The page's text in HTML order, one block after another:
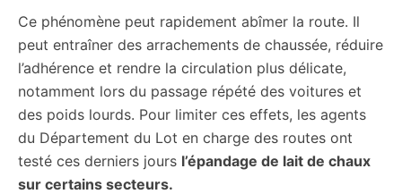
Ce phénomène peut rapidement abîmer la route. Il
peut entraîner des arrachements de chaussée, réduire
l’adhérence et rendre la circulation plus délicate,
notamment lors du passage répété des voitures et
des poids lourds. Pour limiter ces effets, les agents
du Département du Lot en charge des routes ont
testé ces derniers jours l’épandage de lait de chaux
sur certains secteurs.